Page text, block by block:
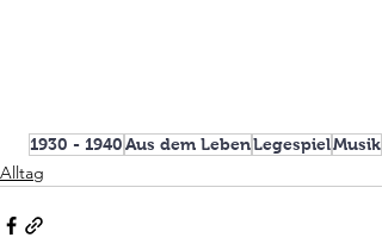
1930 - 1940Aus dem LebenLegespielMusik
Alltag